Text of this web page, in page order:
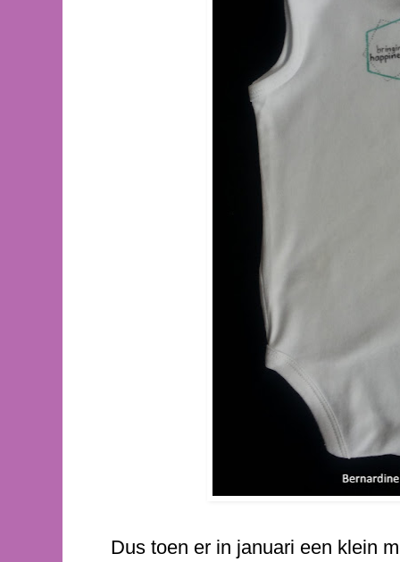
Dus toen er in januari een klein